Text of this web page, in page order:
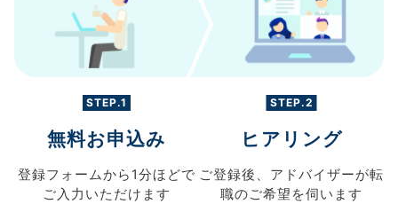
STEP.1
無料お申込み
登録フォームから 1分ほどで
ご入力 いただけます
STEP.2
ヒアリング
ご登録後、 アドバイザーが転
職のご希望を伺います